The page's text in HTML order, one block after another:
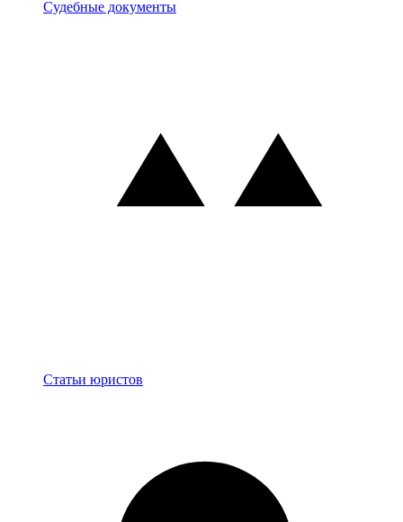
Документы
Судебные документы
Блог
Статьи юристов